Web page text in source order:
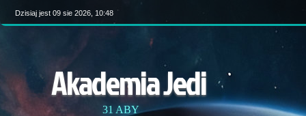
Dzisiaj jest 09 sie 2026, 10:48
Akademia Jedi
31 ABY